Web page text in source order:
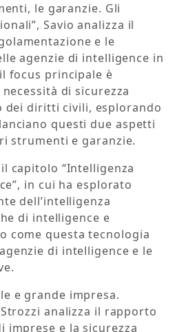
le garanzie. Gli
Savio analizza il
e le
agenzie di intelligence in
focus principale è
di sicurezza
dei diritti civili, esplorando
questi due aspetti
strumenti e garanzie.
capitolo “Intelligenza
in cui ha esplorato
dell’intelligenza
di intelligence e
come questa tecnologia
di intelligence e le
e grande impresa.
analizza il rapporto
imprese e la sicurezza